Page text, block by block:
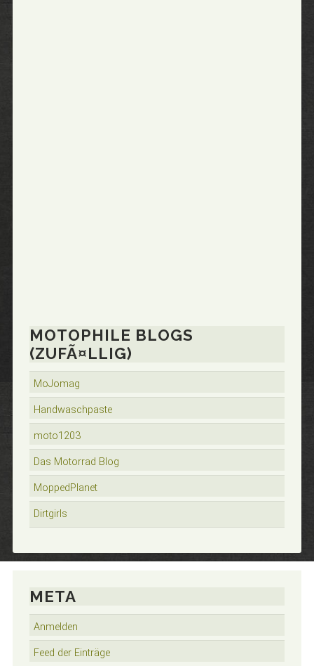
MOTOPHILE BLOGS
(ZUFÃ¤LLIG)
MoJomag
Handwaschpaste
moto1203
Das Motorrad Blog
MoppedPlanet
Dirtgirls
META
Anmelden
Feed der Einträge